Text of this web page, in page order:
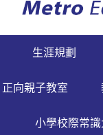
生涯規劃
正向親子教室
小學校際常